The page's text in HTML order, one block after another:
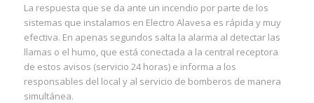
La respuesta que se da ante un incendio por parte de los
sistemas que instalamos en Electro Alavesa es rápida y muy
efectiva. En apenas segundos salta la alarma al detectar las
llamas o el humo, que está conectada a la central receptora
de estos avisos (servicio 24 horas) e informa a los
responsables del local y al servicio de bomberos de manera
simultánea.